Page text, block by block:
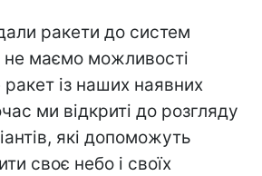
ракети до систем
не маємо можливості
із наших наявних
ми відкриті до розгляду
які допоможуть
своє небо і своїх